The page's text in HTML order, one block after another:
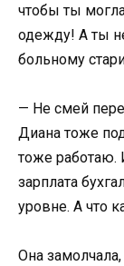
чтобы ты
одежду! А ты
больному
— Не смей
Диана тоже
тоже работаю.
зарплата
уровне. А что
Она